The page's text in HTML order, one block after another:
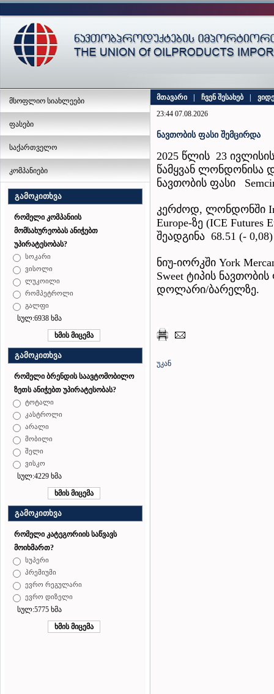
მსოფლიო სიახლეები
ფასები
საქართველო
კომპანიები
გამოკითხვა
რომელი კომპანიის
მომსახურეობას ანიჭებთ
უპირატესობას?
სოკარი
ვისოლი
ლუკოილი
რომპეტროლი
გალფი
სულ:6938 ხმა
გამოკითხვა
რომელი ბრენდის საავტომობილო
ზეთს ანიჭებთ უპირატესობას?
ტოტალი
კასტროლი
არალი
მობილი
შელი
ვისკო
სულ:4229 ხმა
გამოკითხვა
რომელი კატეგორიის საწვავს
მოიხმართ?
სუპერი
პრემიუმი
ევრო რეგულარი
ევრო დიზელი
სულ:5775 ხმა
მთავარი ჩვენ შესახებ
23:44 07.08.2026
ნავთობის ფასი შემცირდა
2025 წლის 23
წამყვან ლონდონისა
ნავთობის ფასი
კერძოდ, ლონდონში
Europe-ზე (ICE Futures
შეადგინა 68.51 (-
ნიუ-იორკში York
Sweet ტიპის
დოლარი/ბარელზე.
უკან